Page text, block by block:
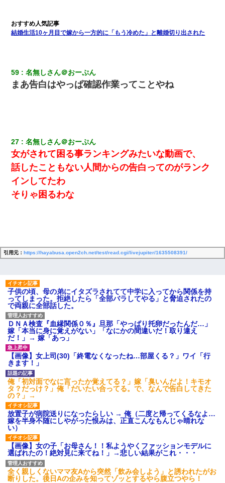
結婚生活10ヶ月目で嫁から一方的に「もう冷めた」と離婚切り出された
59 名無しさん＠おーぷん
まあ告白はやっぱ確認作業ってことやね
27 名無しさん＠おーぷん
女がされて困る事ランキングみたいな動画で、
話したこともない人間からの告白ってのがランク
インしてたわ
そりゃ困るわな
引用元： https://hayabusa.open2ch.net/test/read.cgi/livejupiter/1635508391/
子供の頃、母の弟にイタズラされてて中学に入ってから関係を持
ってしまった。拒絶したら「全部バラしてやる」と脅迫されたの
で両親に全部話した。
ＤＮＡ検査『血縁関係０％』旦那「やっぱり托卵だったんだ…」
嫁「本当に身に覚えがない」「なにかの間違いだ！取り違え
だ！」→ 嫁「あっ」
【画像】女上司(30)「終電なくなったね…部屋くる？」ワイ「行
きます！」
俺「初対面でなに言ったか覚えてる？」嫁「臭いんだよ！キモオ
タ？だっけ？」俺「だいたい合ってる。で、なんで告白してきた
の？」→
放置子が病院送りになったらしい → 俺（二度と帰ってくるなよ…
嫁を半身不随にしやがった恨みは、正直こんなもんじゃ晴れな
い）
【画像】女の子「お母さん！！私ようやくファッションモデルに
選ばれたの！絶対見に来てね！」→悲しい結果がこれ・・・
全く親しくないママ友Aから突然「飲み会しよう」と誘われたがお
断りした。後日Aの企みを知ってゾッとするやら腹立つやら！